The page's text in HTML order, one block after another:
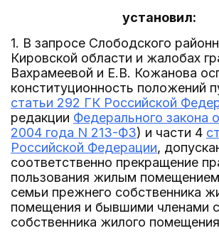
установил:
1. В запросе Слободского
Кировской области и жалобах
Вахрамеевой и Е.В. Кожанова
конституционность положений
статьи 292 ГК Российской
редакции Федерального закона
2004 года N 213-ФЗ) и части 4
Российской Федерации,
соответственно прекращение
пользования жилым
семьи прежнего собственника
помещения и бывшими членами
собственника жилого